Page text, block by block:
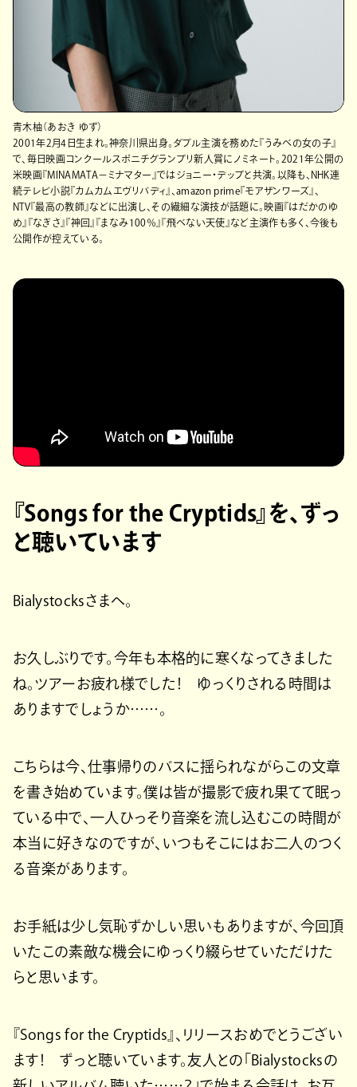
青木柚（あおき ゆず）
2001年2月4日生まれ。神奈川県出身。ダブル主演を務めた『うみべの女の子』
で、毎日映画コンクールスポニチグランプリ新人賞にノミネート。2021年公開の
米映画『MINAMATA−ミナマター』ではジョニー・デップと共演。以降も、NHK連
続テレビ小説『カムカムエヴリバディ』、amazon prime『モアザンワーズ』、
NTV『最高の教師』などに出演し、その繊細な演技が話題に。映画『はだかのゆ
め』『なぎさ』『神回』『まなみ100％』『飛べない天使』など主演作も多く、今後も
公開作が控えている。
『Songs for the Cryptids』を、ずっ
と聴いています
Bialystocksさまへ。
お久しぶりです。今年も本格的に寒くなってきました
ね。ツアーお疲れ様でした！ ゆっくりされる時間は
ありますでしょうか……。
こちらは今、仕事帰りのバスに揺られながらこの文章
を書き始めています。僕は皆が撮影で疲れ果てて眠っ
ている中で、一人ひっそり音楽を流し込むこの時間が
本当に好きなのですが、いつもそこにはお二人のつく
る音楽があります。
お手紙は少し気恥ずかしい思いもありますが、今回頂
いたこの素敵な機会にゆっくり綴らせていただけた
らと思います。
『Songs for the Cryptids』、リリースおめでとうござい
ます！ ずっと聴いています。友人との「Bialystocksの